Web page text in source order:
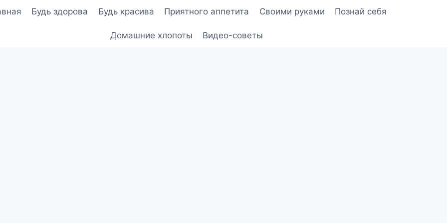
Будь здорова Будь красива Приятного аппетита Своими руками Познай себя
Домашние хлопоты Видео-советы